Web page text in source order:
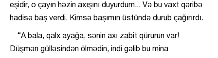
eşidir, o çayın həzin axışını duyurdum... Və bu vaxt qəribə
hadisə baş verdi. Kimsə başımın üstündə durub çağırırdı.
“A bala, qalx ayağa, sənin axı zabit qürurun var!
Düşmən gülləsindən ölmədin, indi gəlib bu mina